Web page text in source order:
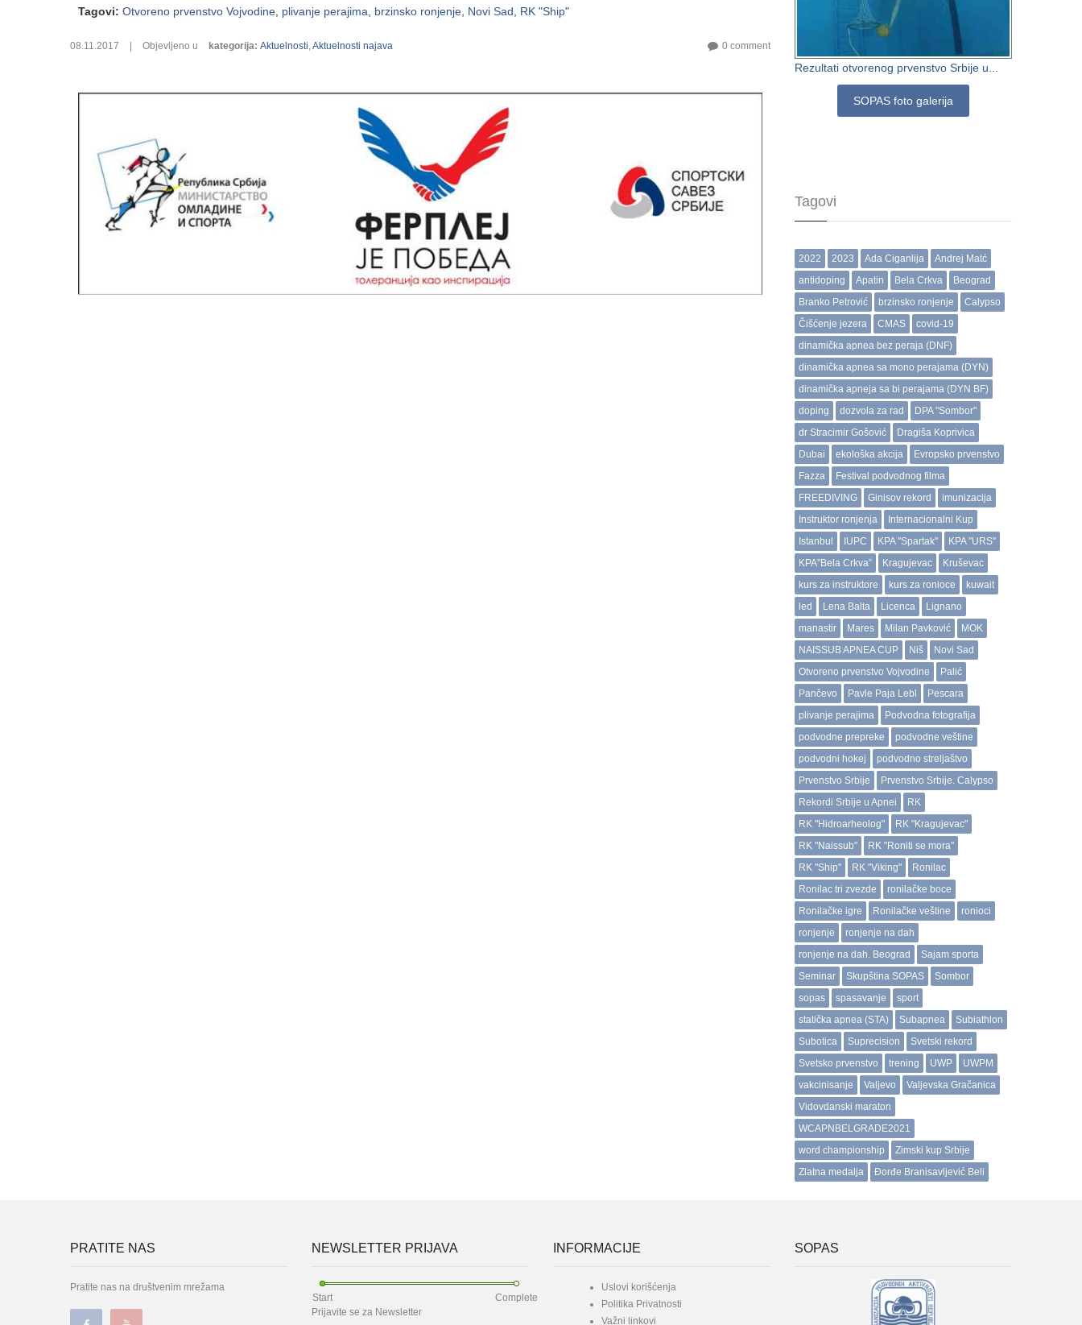
Tagovi: Otvoreno prvenstvo Vojvodine plivanje perajima brzinsko ronjenje Novi Sad RK "Ship"
08.11.2017 Objevljeno u kategorija: Aktuelnosti,Aktuelnosti najava 0 comment
Rezultati otvorenog prvenstvo Srbije u...
SOPAS foto galerija
Tagovi
2022 2023 Ada Ciganlija
Andrej Matć
antidoping
Apatin Bela Crkva
Beograd
Branko Petrović
brzinsko ronjenje
Calypso
Čišćenje jezera
CMAS
covid-19
dinamička apnea bez peraja (DNF)
dinamička apnea sa mono perajama (DYN)
dinamička apneja sa bi perajama (DYN BF)
doping
dozvola za rad
DPA "Sombor"
dr Stracimir Gošović
Dragiša Koprivica
Dubai
ekološka akcija
Evropsko prvenstvo
Fazza
Festival podvodnog filma
FREEDIVING
Ginisov rekord
imunizacija
Instruktor ronjenja
Internacionalni Kup
Istanbul
IUPC KPA "Spartak"
KPA "URS"
KPA”Bela Crkva”
Kragujevac
Kruševac
kurs za instruktore
kurs za ronioce
kuwait
led
Lena Balta Licenca
Lignano
manastir
Mares Milan Pavković
MOK
NAISSUB APNEA CUP
Niš
Novi Sad
Otvoreno prvenstvo Vojvodine
Palić
Pančevo
Pavle Paja Lebl
Pescara
plivanje perajima
Podvodna fotografija
podvodne prepreke
podvodne veštine
podvodni hokej
podvodno streljaštvo
Prvenstvo Srbije
Prvenstvo Srbije. Calypso
Rekordi Srbije u Apnei
RK
RK "Hidroarheolog"
RK "Kragujevac"
RK "Naissub"
RK "Roniti se mora"
RK "Ship"
RK "Viking"
Ronilac
Ronilac tri zvezde
ronilačke boce
Ronilačke igre
Ronilačke veštine
ronioci
ronjenje
ronjenje na dah
ronjenje na dah. Beograd
Sajam sporta
Seminar
Skupština SOPAS
Sombor
sopas
spasavanje
sport
statička apnea (STA)
Subapnea
Subiathlon
Subotica
Suprecision
Svetski rekord
Svetsko prvenstvo
trening UWP
UWPM
vakcinisanje
Valjevo
Valjevska Gračanica
Vidovdanski maraton
WCAPNBELGRADE2021
word championship
Zimski kup Srbije
Zlatna medalja
Đorđe Branisavljević Beli
PRATITE NAS
Pratite nas na društvenim mrežama
NEWSLETTER PRIJAVA
Start
Complete
Prijavite se za Newsletter
INFORMACIJE
Uslovi korišćenja
Politika Privatnosti
Važni linkovi
SOPAS